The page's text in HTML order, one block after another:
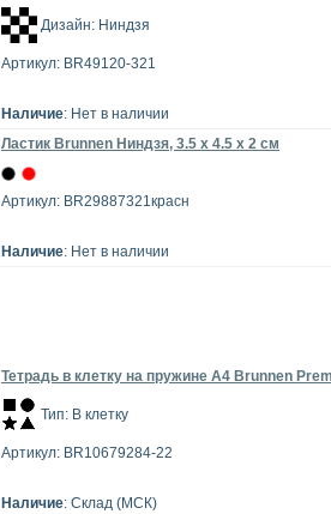
Дизайн: Ниндзя
Артикул: BR49120-321
Наличие: Нет в наличии
Ластик Brunnen Ниндзя, 3.5 х 4.5 х 2 см
Артикул: BR29887321красн
Наличие: Нет в наличии
Тетрадь в клетку на пружине А4 Brunnen
Тип: В клетку
Артикул: BR10679284-22
Наличие: Склад (МСК)